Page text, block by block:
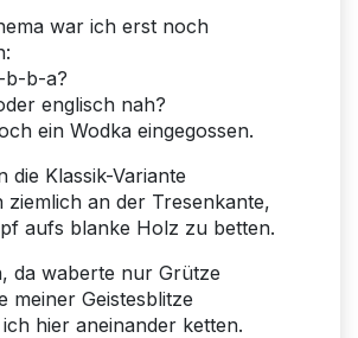
war ich erst noch
b-b-a?
englisch nah?
ein Wodka eingegossen.
die Klassik-Variante
ziemlich an der Tresenkante,
aufs blanke Holz zu betten.
da waberte nur Grütze
meiner Geistesblitze
hier aneinander ketten.